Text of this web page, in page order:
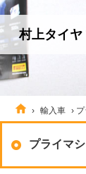
村上タイ
› 輸入車 ›
プライマ